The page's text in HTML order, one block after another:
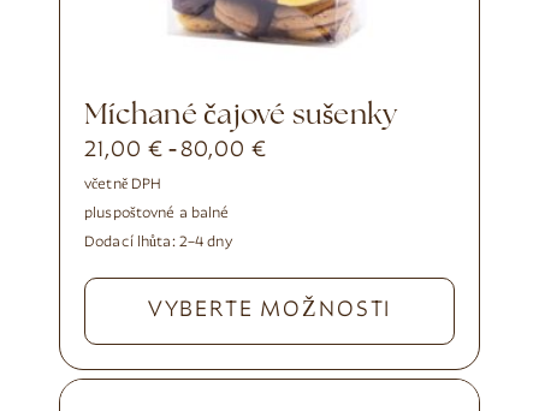
Míchané čajové sušenky
21,00 € -80,00€
včetně DPH
pluspoštovné a balné
Dodací lhůta: 2–4 dny
VYBERTE MOŽNOSTI